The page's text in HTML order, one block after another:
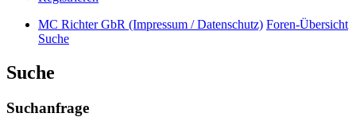
MC Richter GbR (Impressum / Datenschutz) Foren-Übersicht
Suche
Suche
Suchanfrage